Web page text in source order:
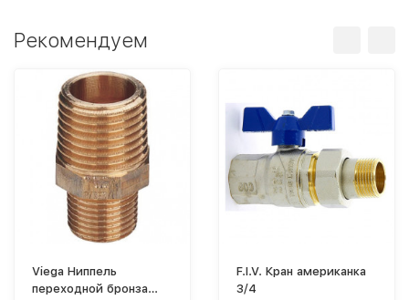
Рекомендуем
Viega Ниппель
переходной бронза
F.I.V. Кран американка
3/4